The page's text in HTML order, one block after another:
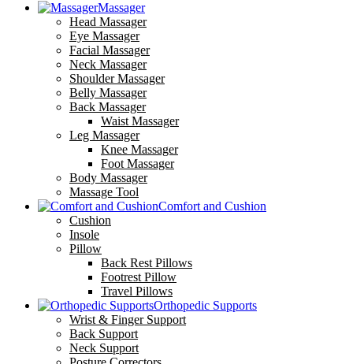
Massager
Head Massager
Eye Massager
Facial Massager
Neck Massager
Shoulder Massager
Belly Massager
Back Massager
Waist Massager
Leg Massager
Knee Massager
Foot Massager
Body Massager
Massage Tool
Comfort and Cushion
Cushion
Insole
Pillow
Back Rest Pillows
Footrest Pillow
Travel Pillows
Orthopedic Supports
Wrist & Finger Support
Back Support
Neck Support